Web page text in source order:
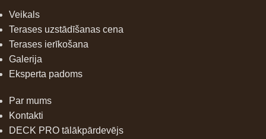
Veikals
Terases uzstādīšanas cena
Terases ierīkošana
Galerija
Eksperta padoms
Par mums
Kontakti
DECK PRO tālākpārdevējs